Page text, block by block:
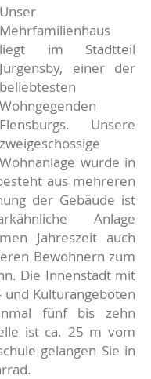
Unser
Mehrfamilienhaus
liegt im Stadtteil
Jürgensby, einer der
beliebtesten
Wohngegenden
Flensburgs. Unsere
zweigeschossige
Wohnanlage wurde in
aus mehreren
der Gebäude ist
Anlage
Jahreszeit auch
Bewohnern zum
Die Innenstadt mit
und Kulturangeboten
fünf bis zehn
ist ca. 25 m vom
gelangen Sie in